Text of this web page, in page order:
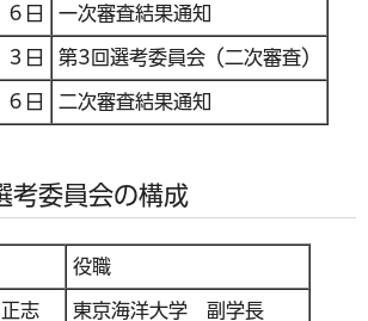
日 一次審査結果通知
日 第3回選考委員会（二次審査）
日 二次審査結果通知
考委員会の構成
役職
志 東京海洋大学 副学長